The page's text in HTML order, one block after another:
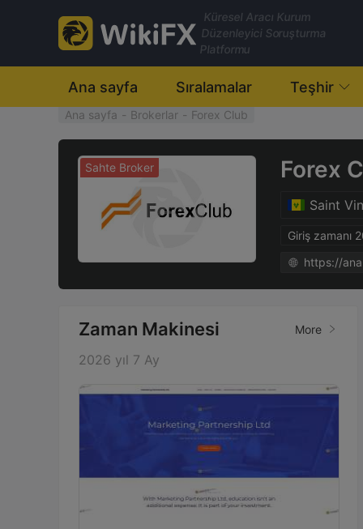
Küresel Aracı Kurum
Düzenleyici Soruşturma
Platformu
Ana sayfa Sıralamalar Teşhir
Ana sayfa - Brokerlar - Forex Club
Sahte Broker Forex
Saint
Giriş zamanı
https://
Zaman Makinesi More
2026 yıl 7 Ay